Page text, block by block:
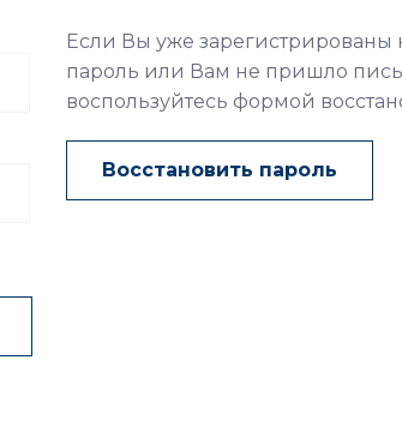
Если Вы уже зарегистрированы
пароль или Вам не пришло
воспользуйтесь формой
Восстановить пароль